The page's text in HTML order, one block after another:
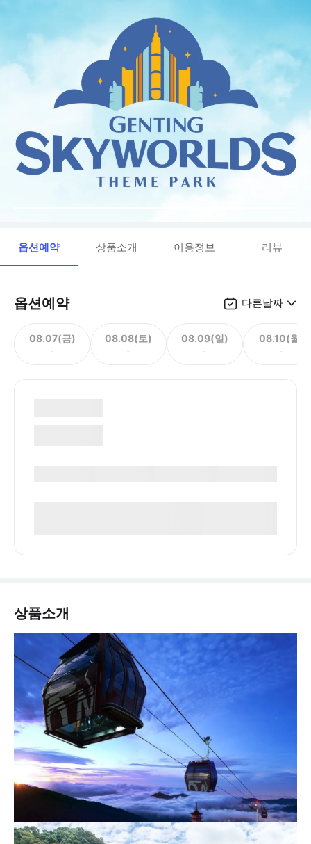
옵션예약 상품소개 이용정보 리뷰
옵션예약 다른날짜
08.07(금)
-
08.08(토)
-
08.09(일)
-
08.10(월)
-
상품소개